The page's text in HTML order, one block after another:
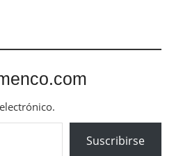
Suscribirse